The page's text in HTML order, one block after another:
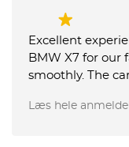
Excellent
BMW X7 for our
smoothly. The
professional,
Læs hele